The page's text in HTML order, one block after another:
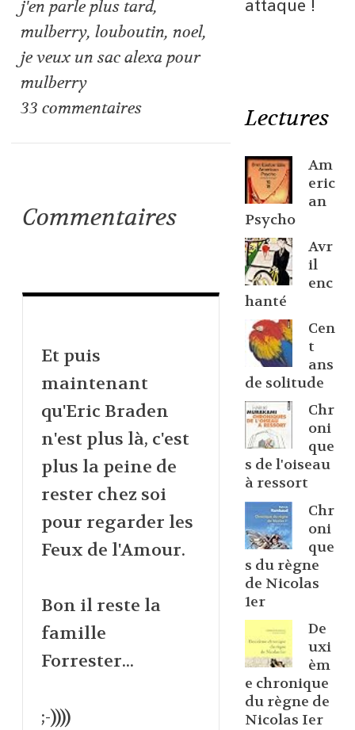
j'en parle plus tard,
mulberry,louboutin, noel,
je veux un sac alexa pour
mulberry
33 commentaires
Commentaires
Et puis
maintenant
qu'Eric Braden
n'est plus là, c'est
plus la peine de
rester chez soi
pour regarder les
Feux de l'Amour.
Bon il reste la
famille
Forrester...
;-))))
attaque !
Lectures
Am
eric
an
Psycho
Avr
il
enc
hanté
Cen
t
ans
de solitude
Chr
oni
que
s de l'oiseau
à ressort
Chr
oni
que
s du règne
de Nicolas
1er
De
uxi
èm
e chronique
du règne de
Nicolas Ier